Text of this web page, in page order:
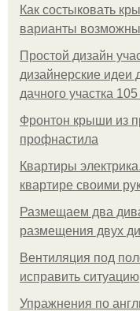
Как состыковать
варианты
Простой дизайн
дизайнерские идеи
дачного участка
Фронтон крыши из
профнастила
Квартиры
квартире своими
Размещаем два
размещения двух
Вентиляция под
исправить ситуацию
Упражнения по